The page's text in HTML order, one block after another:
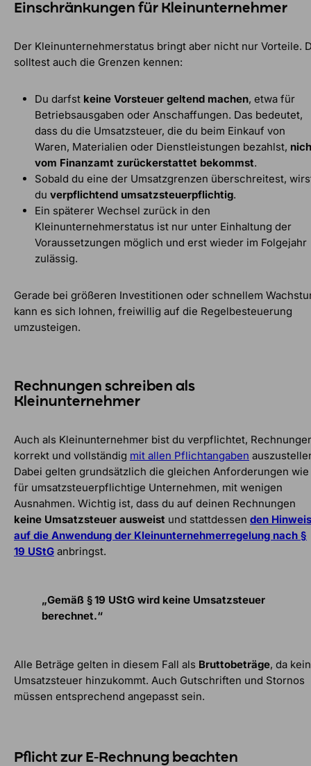
Einschränkungen für Kleinunternehmer
Der Kleinunternehmerstatus bringt aber nicht nur Vorteile.
solltest auch die Grenzen kennen:
Du darfst keine Vorsteuer geltend machen, etwa für
Betriebsausgaben oder Anschaffungen. Das bedeutet,
dass du die Umsatzsteuer, die du beim Einkauf von
Waren, Materialien oder Dienstleistungen bezahlst,
vom Finanzamt zurückerstattet bekommst.
Sobald du eine der Umsatzgrenzen überschreitest,
du verpflichtend umsatzsteuerpflichtig.
Ein späterer Wechsel zurück in den
Kleinunternehmerstatus ist nur unter Einhaltung der
Voraussetzungen möglich und erst wieder im Folgejahr
zulässig.
Gerade bei größeren Investitionen oder schnellem
kann es sich lohnen, freiwillig auf die Regelbesteuerung
umzusteigen.
Rechnungen schreiben als
Kleinunternehmer
Auch als Kleinunternehmer bist du verpflichtet,
korrekt und vollständig mit allen Pflichtangaben
Dabei gelten grundsätzlich die gleichen Anforderungen wie
für umsatzsteuerpflichtige Unternehmen, mit wenigen
Ausnahmen. Wichtig ist, dass du auf deinen Rechnungen
keine Umsatzsteuer ausweist und stattdessen den Hinweis
auf die Anwendung der Kleinunternehmerregelung nach §
19 UStG anbringst.
„Gemäß § 19 UStG wird keine Umsatzsteuer
berechnet.“
Alle Beträge gelten in diesem Fall als Bruttobeträge, da
Umsatzsteuer hinzukommt. Auch Gutschriften und Stornos
müssen entsprechend angepasst sein.
Pflicht zur E-Rechnung beachten